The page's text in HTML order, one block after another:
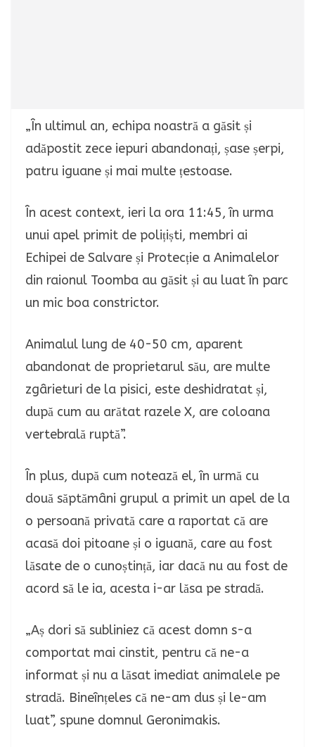
„În ultimul an, echipa noastră a găsit și
adăpostit zece iepuri abandonați, șase șerpi,
patru iguane și mai multe țestoase.
În acest context, ieri la ora 11:45, în urma
unui apel primit de polițiști, membri ai
Echipei de Salvare și Protecție a Animalelor
din raionul Toomba au găsit și au luat în parc
un mic boa constrictor.
Animalul lung de 40-50 cm, aparent
abandonat de proprietarul său, are multe
zgârieturi de la pisici, este deshidratat și,
după cum au arătat razele X, are coloana
vertebrală ruptă”.
În plus, după cum notează el, în urmă cu
două săptămâni grupul a primit un apel de la
o persoană privată care a raportat că are
acasă doi pitoane și o iguană, care au fost
lăsate de o cunoștință, iar dacă nu au fost de
acord să le ia, acesta i-ar lăsa pe stradă.
„Aș dori să subliniez că acest domn s-a
comportat mai cinstit, pentru că ne-a
informat și nu a lăsat imediat animalele pe
stradă. Bineînțeles că ne-am dus și le-am
luat”, spune domnul Geronimakis.